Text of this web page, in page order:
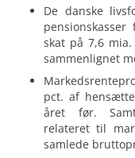
De danske
skat på 7,6
sammenlignet
pct. af
året før.
relateret til
samlede